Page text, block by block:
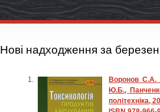
Нові надходження за
Воронов С.А.
Ю.Б.,
політехніка,